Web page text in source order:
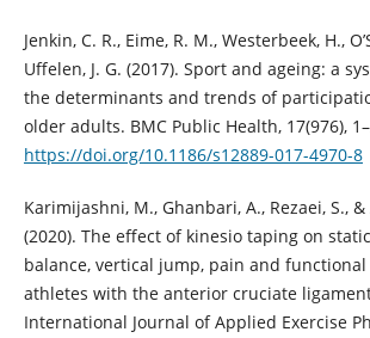
Jenkin, C. R., Eime, R. M., Westerbeek, H.,
Uffelen, J. G. (2017). Sport and ageing: a
the determinants and trends of
older adults. BMC Public Health, 17(976),
https://doi.org/10.1186/s12889-017-4970-8
Karimijashni, M., Ghanbari, A., Rezaei, S.,
(2020). The effect of kinesio taping on
balance, vertical jump, pain and
athletes with the anterior cruciate
International Journal of Applied Exercise